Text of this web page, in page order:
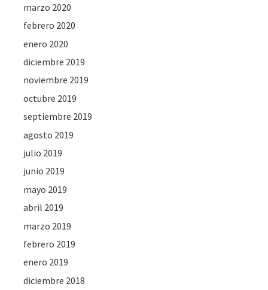
marzo 2020
febrero 2020
enero 2020
diciembre 2019
noviembre 2019
octubre 2019
septiembre 2019
agosto 2019
julio 2019
junio 2019
mayo 2019
abril 2019
marzo 2019
febrero 2019
enero 2019
diciembre 2018